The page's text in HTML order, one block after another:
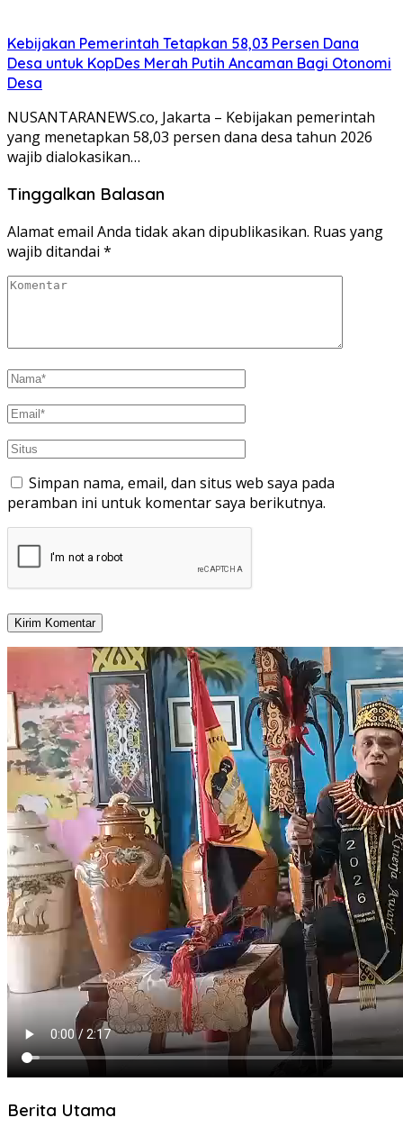
Kebijakan Pemerintah Tetapkan 58,03 Persen Dana
Desa untuk KopDes Merah Putih Ancaman Bagi Otonomi
Desa
NUSANTARANEWS.co, Jakarta – Kebijakan pemerintah
yang menetapkan 58,03 persen dana desa tahun 2026
wajib dialokasikan…
Tinggalkan Balasan
Alamat email Anda tidak akan dipublikasikan. Ruas yang
wajib ditandai *
Simpan nama, email, dan situs web saya pada
peramban ini untuk komentar saya berikutnya.
Berita Utama